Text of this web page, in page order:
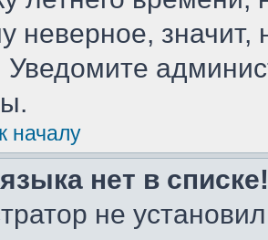
неверное, значит,
Уведомите
началу
нет в списке!
не